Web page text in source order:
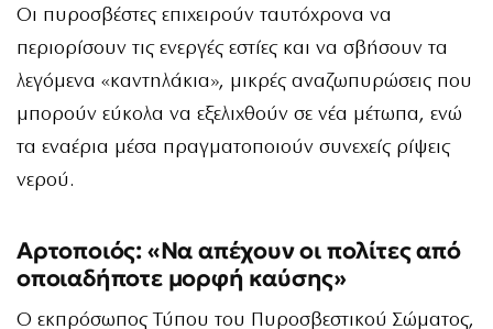
Οι πυροσβέστες επιχειρούν ταυτόχρονα να
περιορίσουν τις ενεργές εστίες και να σβήσουν τα
λεγόμενα «καντηλάκια», μικρές αναζωπυρώσεις που
μπορούν εύκολα να εξελιχθούν σε νέα μέτωπα, ενώ
τα εναέρια μέσα πραγματοποιούν συνεχείς ρίψεις
νερού.
Αρτοποιός: «Να απέχουν οι πολίτες από
οποιαδήποτε μορφή καύσης»
Ο εκπρόσωπος Τύπου του Πυροσβεστικού Σώματος,